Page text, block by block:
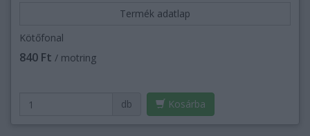
Termék adatlap
Kötőfonal
840 Ft / motring
db Kosárba